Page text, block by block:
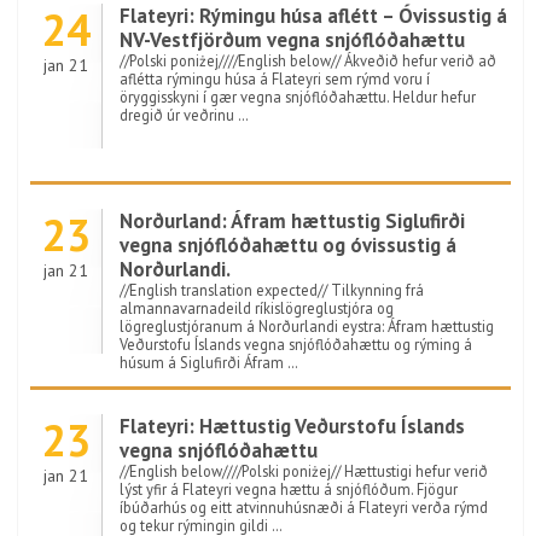
24
jan 21
Flateyri: Rýmingu húsa aflétt – Óvissustig á
NV-Vestfjörðum vegna snjóflóðahættu
//Polski poniżej////English below// Ákveðið hefur verið að
aflétta rýmingu húsa á Flateyri sem rýmd voru í
öryggisskyni í gær vegna snjóflóðahættu. Heldur hefur
dregið úr veðrinu …
23
jan 21
Norðurland: Áfram hættustig Siglufirði
vegna snjóflóðahættu og óvissustig á
Norðurlandi.
//English translation expected// Tilkynning frá
almannavarnadeild ríkislögreglustjóra og
lögreglustjóranum á Norðurlandi eystra: Áfram hættustig
Veðurstofu Íslands vegna snjóflóðahættu og rýming á
húsum á Siglufirði Áfram …
23
jan 21
Flateyri: Hættustig Veðurstofu Íslands
vegna snjóflóðahættu
//English below////Polski poniżej// Hættustigi hefur verið
lýst yfir á Flateyri vegna hættu á snjóflóðum. Fjögur
íbúðarhús og eitt atvinnuhúsnæði á Flateyri verða rýmd
og tekur rýmingin gildi …